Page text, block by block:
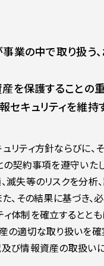
事業の中で取り扱
産を保護すること
セキュリティを維持
リティ方針ならびに
契約事項を遵守いたし
滅失等のリスクを分
、その結果に基づき
体制を確立するとと
の適切な取り扱いを
び情報資産の取扱い